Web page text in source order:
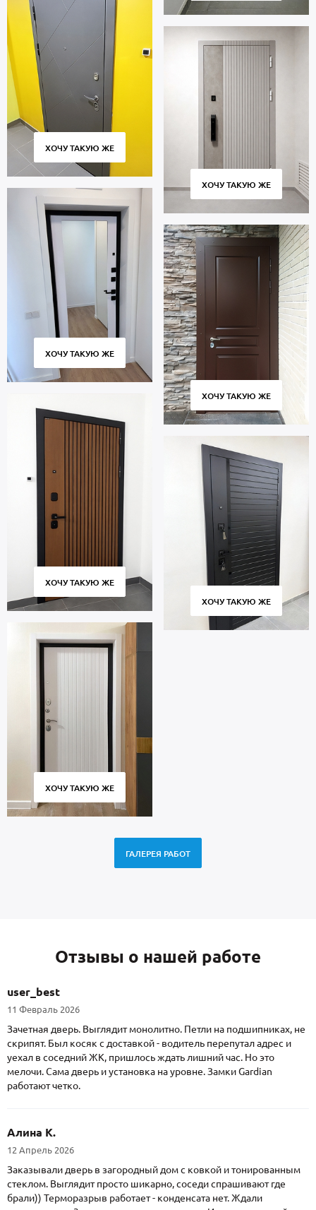
ХОЧУ ТАКУЮ ЖЕ
ХОЧУ ТАКУЮ ЖЕ
ХОЧУ ТАКУЮ ЖЕ
ХОЧУ ТАКУЮ ЖЕ
ХОЧУ ТАКУЮ ЖЕ
ХОЧУ ТАКУЮ ЖЕ
ХОЧУ ТАКУЮ ЖЕ
ГАЛЕРЕЯ РАБОТ
Отзывы о нашей работе
user_best
11 Февраль 2026
Зачетная дверь. Выглядит монолитно. Петли на подшипниках, не
скрипят. Был косяк с доставкой - водитель перепутал адрес и
уехал в соседний ЖК, пришлось ждать лишний час. Но это
мелочи. Сама дверь и установка на уровне. Замки Gardian
работают четко.
Алина К.
12 Апрель 2026
Заказывали дверь в загородный дом с ковкой и тонированным
стеклом. Выглядит просто шикарно, соседи спрашивают где
брали)) Терморазрыв работает - конденсата нет. Ждали